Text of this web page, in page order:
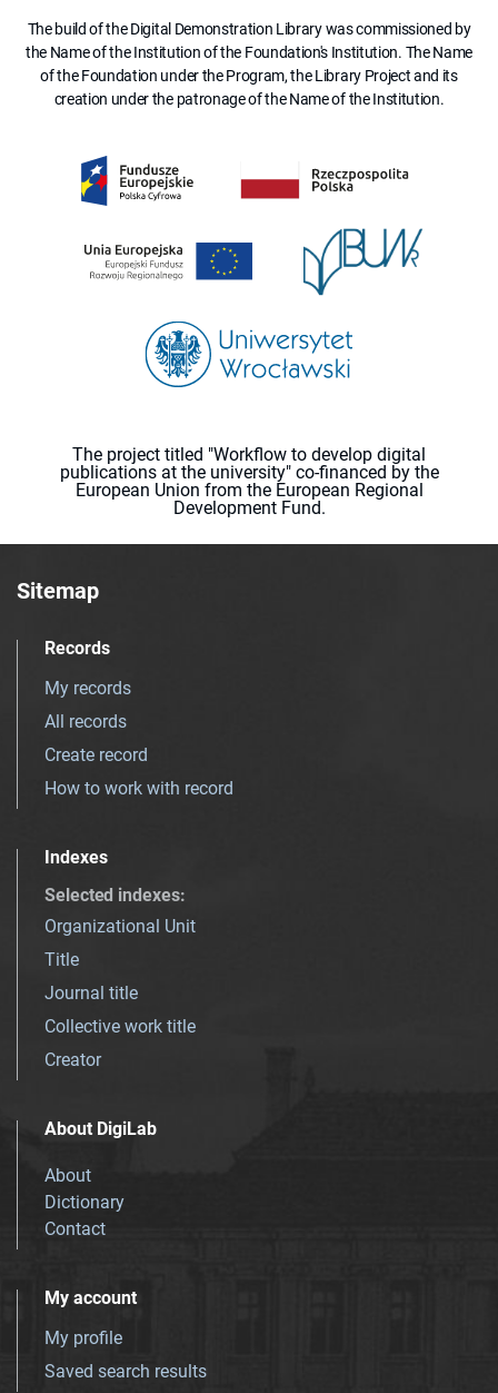
The build of the Digital Demonstration Library was commissioned by
the Name of the Institution of the Foundation's Institution. The Name
of the Foundation under the Program, the Library Project and its
creation under the patronage of the Name of the Institution.
The project titled "Workflow to develop digital
publications at the university" co-financed by the
European Union from the European Regional
Development Fund.
Sitemap
Records
My records
All records
Create record
How to work with record
Indexes
Selected indexes:
Organizational Unit
Title
Journal title
Collective work title
Creator
About DigiLab
About
Dictionary
Contact
My account
My profile
Saved search results